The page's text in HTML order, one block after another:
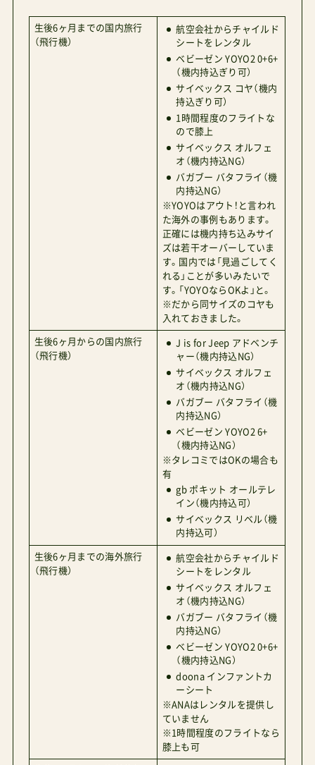
生後6ヶ月までの国内旅行
（飛行機）
航空会社からチャイルド
シートをレンタル
ベビーゼン YOYO2 0+6+
（機内持込ぎり可）
サイベックス コヤ（機内
持込ぎり可）
1時間程度のフライトな
ので膝上
サイベックス オルフェ
オ（機内持込NG）
バガブー バタフライ（機
内持込NG）
※YOYOはアウト！と言われ
た海外の事例もあります。
正確には機内持ち込みサイ
ズは若干オーバーしていま
す。国内では「見過ごしてく
れる」ことが多いみたいで
す。「YOYOならOKよ」と。
※だから同サイズのコヤも
入れておきました。
生後6ヶ月からの国内旅行
（飛行機）
J is for Jeep アドベンチ
ャー（機内持込NG）
サイベックス オルフェ
オ（機内持込NG）
バガブー バタフライ（機
内持込NG）
ベビーゼン YOYO2 6+
（機内持込NG）
※タレコミではOKの場合も
有
gb ポキット オールテレ
イン（機内持込可）
サイベックス リベル（機
内持込可）
生後6ヶ月までの海外旅行
（飛行機）
航空会社からチャイルド
シートをレンタル
サイベックス オルフェ
オ（機内持込NG）
バガブー バタフライ（機
内持込NG）
ベビーゼン YOYO2 0+6+
（機内持込NG）
doona インファントカ
ーシート
※ANAはレンタルを提供し
ていません
※1時間程度のフライトなら
膝上も可